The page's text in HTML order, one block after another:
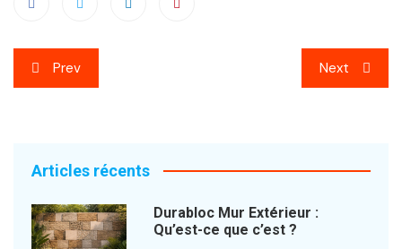
Navigation
de
Prev Next
Articles récents
Durabloc Mur Extérieur :
Qu’est-ce que c’est ?